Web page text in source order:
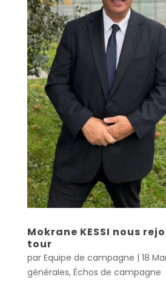
Mokrane KESSI nous
tour
par Equipe de campagne | 18
générales, Échos de campagne